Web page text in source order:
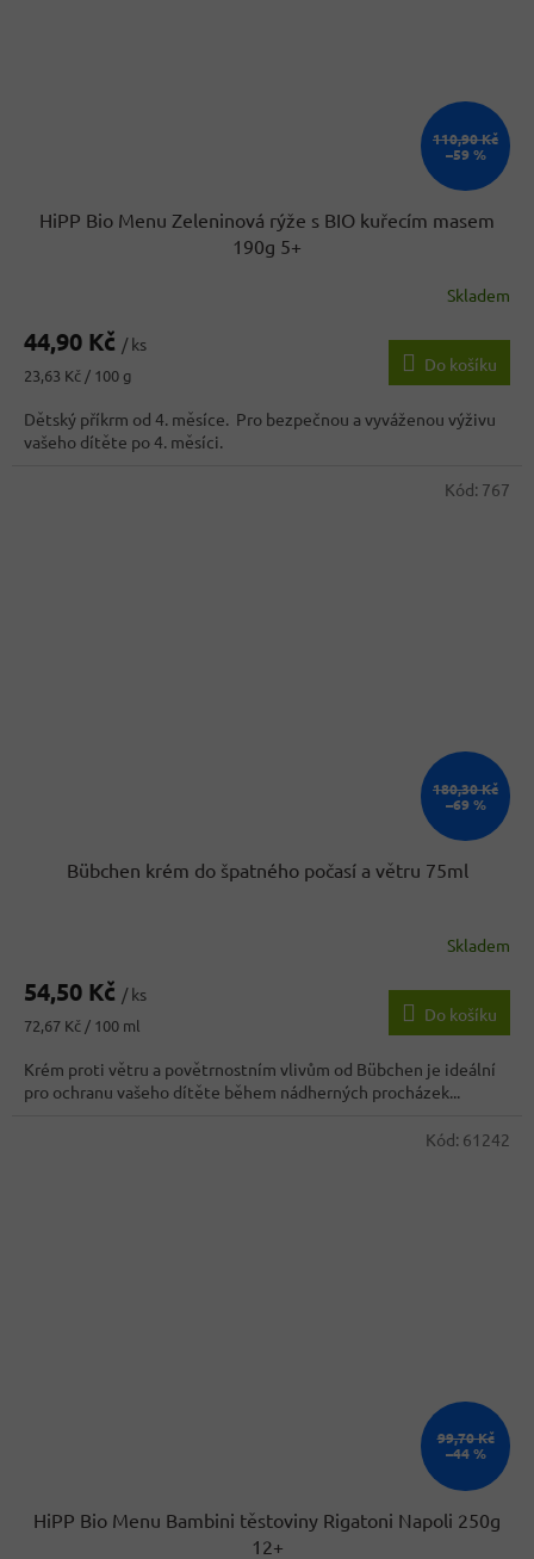
110,90 Kč
–59 %
HiPP Bio Menu Zeleninová rýže s BIO kuřecím masem
190g 5+
Skladem
44,90 Kč / ks
Měrná
23,63 Kč / 100 g
Do košíku
Dětský příkrm od 4. měsíce. Pro bezpečnou a vyváženou výživu
vašeho dítěte po 4. měsíci.
180,30 Kč
–69 %
Bübchen krém do špatného počasí a větru 75ml
Skladem
54,50 Kč / ks
Měrná
72,67 Kč / 100 ml
Do košíku
Krém proti větru a povětrnostním vlivům od Bübchen je ideální
pro ochranu vašeho dítěte během nádherných procházek...
Kód: 767
99,70 Kč
–44 %
HiPP Bio Menu Bambini těstoviny Rigatoni Napoli 250g
12+
Kód: 61242